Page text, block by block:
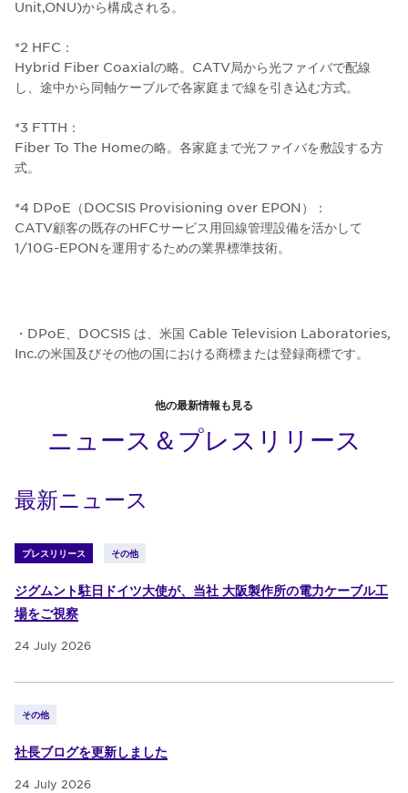
Unit,ONU)から構成される。
*2 HFC：
Hybrid Fiber Coaxialの略。CATV局から光ファイバで配線
し、途中から同軸ケーブルで各家庭まで線を引き込む方式。
*3 FTTH：
Fiber To The Homeの略。各家庭まで光ファイバを敷設する方
式。
*4 DPoE（DOCSIS Provisioning over EPON）：
CATV顧客の既存のHFCサービス用回線管理設備を活かして
1/10G-EPONを運用するための業界標準技術。
・DPoE、DOCSIS は、米国 Cable Television Laboratories,
Inc.の米国及びその他の国における商標または登録商標です。
他の最新情報も見る
ニュース＆プレスリリース
最新ニュース
プレスリリース その他
ジグムント駐日ドイツ大使が、当社 大阪製作所の電力ケーブル工
場をご視察
24 July 2026
その他
社長ブログを更新しました
24 July 2026